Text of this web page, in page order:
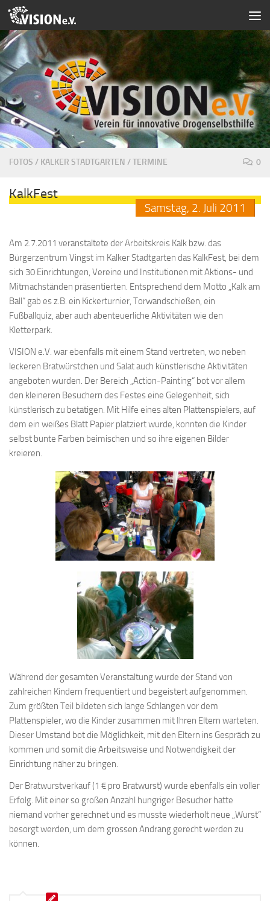
Zum Inhalt springen
FOTOS / KALKER STADTGARTEN /TERMINE 0
KalkFest
Samstag, 2. Juli 2011
Am 2.7.2011 veranstaltete der Arbeitskreis Kalk bzw. das
Bürgerzentrum Vingst im Kalker Stadtgarten das KalkFest, bei dem
sich 30 Einrichtungen, Vereine und Institutionen mit Aktions- und
Mitmachständen präsentierten. Entsprechend dem Motto „Kalk am
Ball“ gab es z.B. ein Kickerturnier, Torwandschießen, ein
Fußballquiz, aber auch abenteuerliche Aktivitäten wie den
Kletterpark.
VISION e.V. war ebenfalls mit einem Stand vertreten, wo neben
leckeren Bratwürstchen und Salat auch künstlerische Aktivitäten
angeboten wurden. Der Bereich „Action-Painting“ bot vor allem
den kleineren Besuchern des Festes eine Gelegenheit, sich
künstlerisch zu betätigen. Mit Hilfe eines alten Plattenspielers, auf
dem ein weißes Blatt Papier platziert wurde, konnten die Kinder
selbst bunte Farben beimischen und so ihre eigenen Bilder
kreieren.
Während der gesamten Veranstaltung wurde der Stand von
zahlreichen Kindern frequentiert und begeistert aufgenommen.
Zum größten Teil bildeten sich lange Schlangen vor dem
Plattenspieler, wo die Kinder zusammen mit Ihren Eltern warteten.
Dieser Umstand bot die Möglichkeit, mit den Eltern ins Gespräch zu
kommen und somit die Arbeitsweise und Notwendigkeit der
Einrichtung näher zu bringen.
Der Bratwurstverkauf (1 € pro Bratwurst) wurde ebenfalls ein voller
Erfolg. Mit einer so großen Anzahl hungriger Besucher hatte
niemand vorher gerechnet und es musste wiederholt neue „Wurst“
besorgt werden, um dem grossen Andrang gerecht werden zu
können.